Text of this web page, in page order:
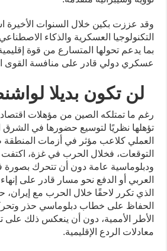
وقد عززت بكين خلال السنوات الأخيرة
التكنولوجيا العسكرية والذكاء
بما يدعم تحولها المتسارع من قوة
عسكري دولي قادر على منافسة القوى
لن تكون بديلا
رغم ما تمتلكه الصين من مؤهلات
تؤهلها نظريًا لتوسيع حضورها في الشرق
العملي كلاعب مؤثر في أزمات
التوقعات، فخلال الحرب في غزة،
ودبلوماسية عامة دون أن تتحرك بصورة
العربي أو الدفع نحو مسار قادر على
الذي تكرر لاحقًا خلال الحرب مع
الحفاظ على خطاب دبلوماسي حذر
الأطر الأممية، دون أن ينعكس ذلك على
معادلات الردع الإقليمية.